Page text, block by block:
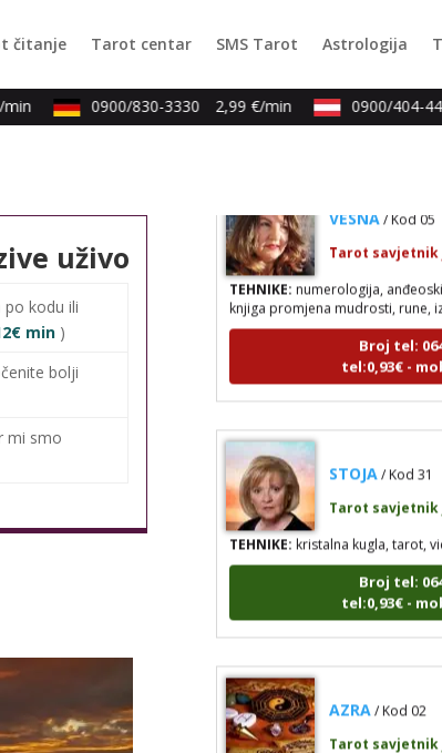
čitanje Tarot centar SMS Tarot Astrologija
0900/830-3330 2,99 €/min 0900/404-444
uživo
kodu ili
min )
bolji
mi smo
tumačenje snova
tel:0,93€ -
TEHNIKE:numerologija, anđeoski
knjiga promjena mudrosti, rune,
Broj tel:
tel:0,93€ -
TEHNIKE:kristalna kugla, tarot,
Broj tel:
tel:0,93€ -